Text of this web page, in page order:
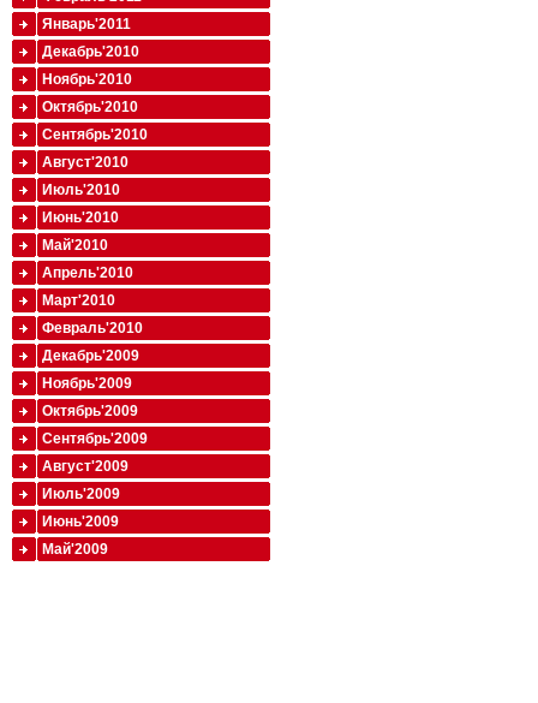
Январь'2011
Декабрь'2010
Ноябрь'2010
Октябрь'2010
Сентябрь'2010
Август'2010
Июль'2010
Июнь'2010
Май'2010
Апрель'2010
Март'2010
Февраль'2010
Декабрь'2009
Ноябрь'2009
Октябрь'2009
Сентябрь'2009
Август'2009
Июль'2009
Июнь'2009
Май'2009